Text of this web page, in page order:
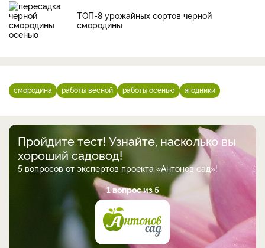
ТОП-8 урожайных сортов черной
смородины
смородина работы весной работы осенью ягодники
Пройдите тест! Узнайте, насколько вы
хороший садовод!
5 вопросов от экспертов проекта «Антонов сад»!
1 вопрос из 5